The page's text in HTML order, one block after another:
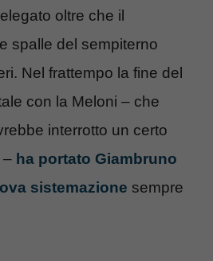
oltre che il
spalle del sempiterno
Nel frattempo la fine del
con la Meloni – che
interrotto un certo
– ha portato Giambruno
sistemazione sempre